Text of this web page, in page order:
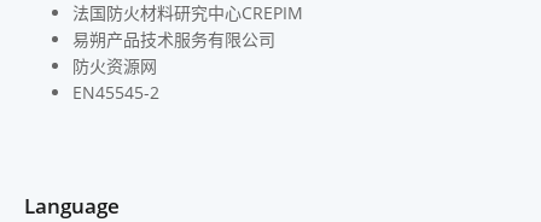
法国防火材料研究中心CREPIM
易朔产品技术服务有限公司
防火资源网
EN45545-2
Language